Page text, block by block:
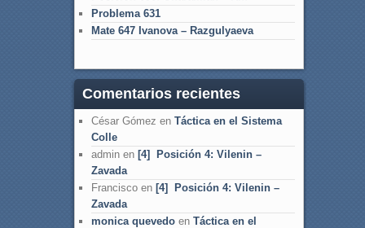
Problema 631
Mate 647 Ivanova – Razgulyaeva
Comentarios recientes
César Gómez en Táctica en el Sistema
Colle
adminen [4] Posición 4: Vilenin –
Zavada
Franciscoen [4] Posición 4: Vilenin –
Zavada
monica quevedoen Táctica en el